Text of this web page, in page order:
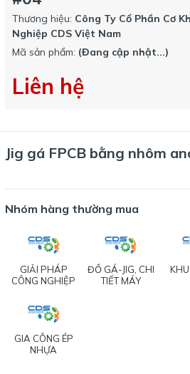
Thương hiệu: Công Ty Cổ Phần Cơ
Nghiệp CDS Việt Nam
Mã sản phẩm: (Đang cập nhật...)
Liên hệ
Jig gá FPCB bằng nhôm
Nhóm hàng thường mua
GIẢI PHÁP
CÔNG NGHIỆP
ĐỒ GÁ-JIG, CHI
TIẾT MÁY
GIA CÔNG ÉP
NHỰA